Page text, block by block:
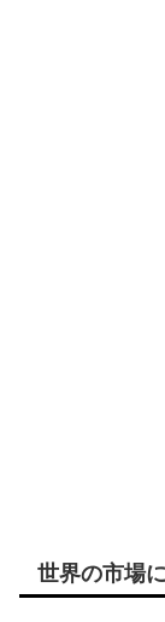
世界の市場